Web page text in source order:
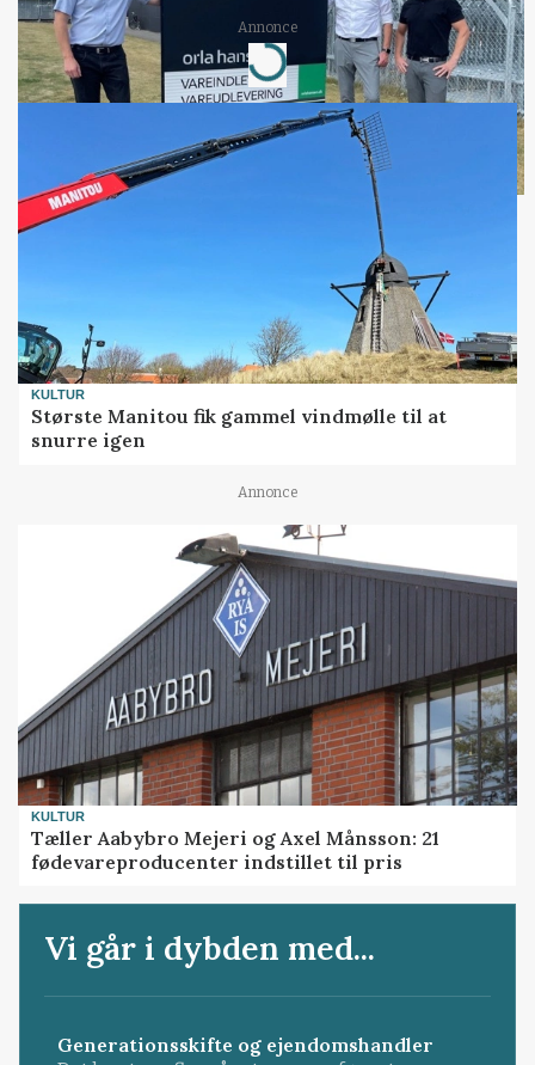
Annonce
Loading...
KULTUR
Største Manitou fik gammel vindmølle til at
snurre igen
Annonce
KULTUR
Tæller Aabybro Mejeri og Axel Månsson: 21
fødevareproducenter indstillet til pris
Vi går i dybden med...
Generationsskifte og ejendomshandler